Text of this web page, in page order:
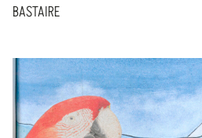
BASTAIRE